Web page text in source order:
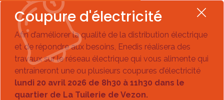
Coupure d'électricité
Afin d’améliorer la qualité de la distribution électrique
et de répondre aux besoins, Enedis réalisera des
travaux sur le réseau électrique qui vous alimente qui
entraîneront une ou plusieurs coupures d’électricité
lundi 20 avril 2026 de 8h30 à 11h30 dans le
quartier de La Tuilerie de Vezon.